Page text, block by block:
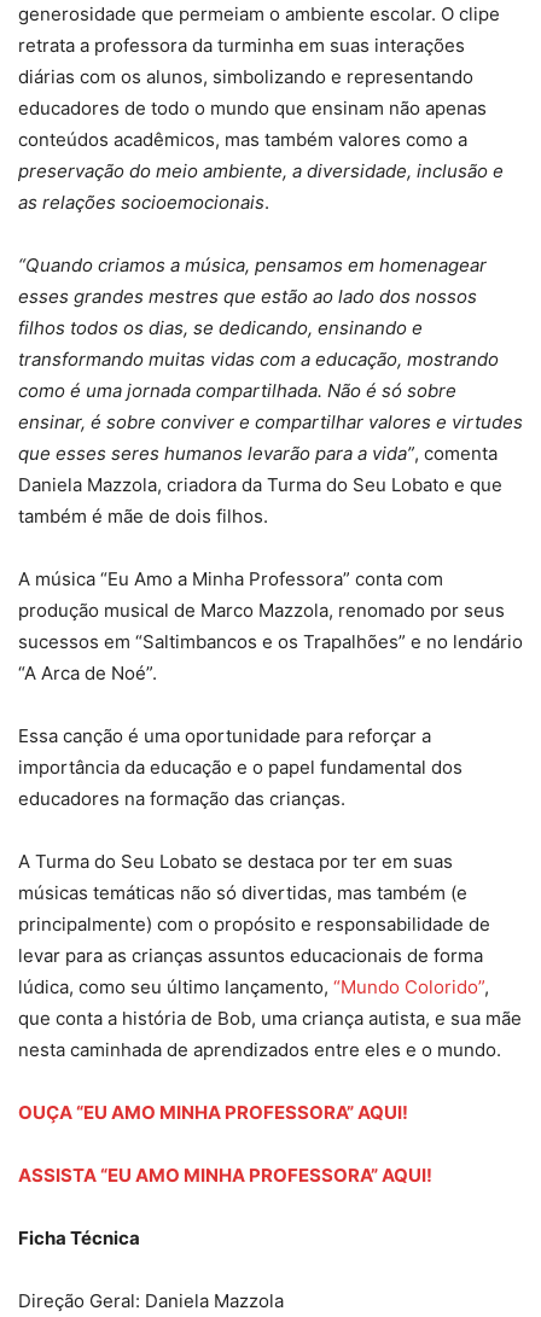
generosidade que permeiam o ambiente escolar. O clipe
retrata a professora da turminha em suas interações
diárias com os alunos, simbolizando e representando
educadores de todo o mundo que ensinam não apenas
conteúdos acadêmicos, mas também valores como a
preservação do meio ambiente, a diversidade, inclusão e
as relações socioemocionais.
“Quando criamos a música, pensamos em homenagear
esses grandes mestres que estão ao lado dos nossos
filhos todos os dias, se dedicando, ensinando e
transformando muitas vidas com a educação, mostrando
como é uma jornada compartilhada. Não é só sobre
ensinar, é sobre conviver e compartilhar valores e virtudes
que esses seres humanos levarão para a vida”, comenta
Daniela Mazzola, criadora da Turma do Seu Lobato e que
também é mãe de dois filhos.
A música “Eu Amo a Minha Professora” conta com
produção musical de Marco Mazzola, renomado por seus
sucessos em “Saltimbancos e os Trapalhões” e no lendário
“A Arca de Noé”.
Essa canção é uma oportunidade para reforçar a
importância da educação e o papel fundamental dos
educadores na formação das crianças.
A Turma do Seu Lobato se destaca por ter em suas
músicas temáticas não só divertidas, mas também (e
principalmente) com o propósito e responsabilidade de
levar para as crianças assuntos educacionais de forma
lúdica, como seu último lançamento, “Mundo Colorido”,
que conta a história de Bob, uma criança autista, e sua mãe
nesta caminhada de aprendizados entre eles e o mundo.
OUÇA “EU AMO MINHA PROFESSORA” AQUI!
ASSISTA “EU AMO MINHA PROFESSORA” AQUI!
Ficha Técnica
Direção Geral: Daniela Mazzola